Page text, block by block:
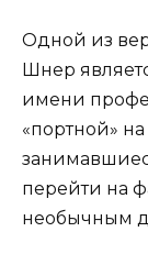
Одной из
Шнер
имени
«портной»
перейти на
необычным